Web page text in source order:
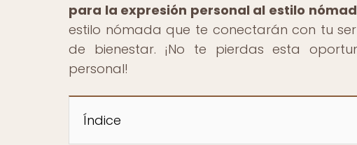
para la expresión personal al estilo
estilo nómada que te conectarán con tu
de bienestar. ¡No te pierdas esta
personal!
Índice